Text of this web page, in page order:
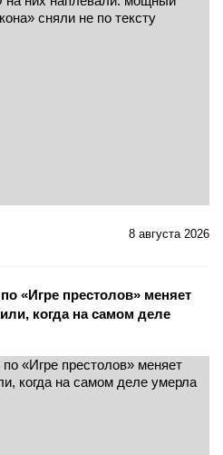
8 августа 2026
«Игре престолов» меняет
когда на самом деле